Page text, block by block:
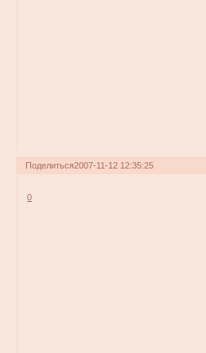
Поделиться2007-11-12 12:35:25
0